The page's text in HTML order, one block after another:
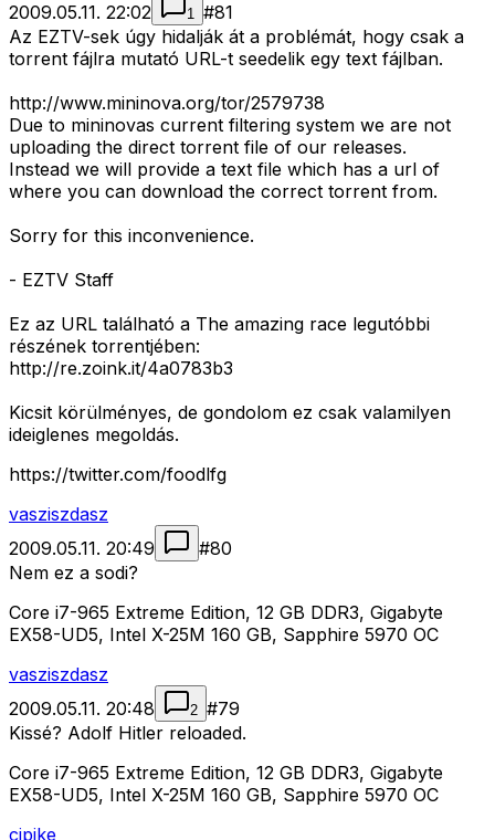
2009.05.11. 22:02
1 #81
Az EZTV-sek úgy hidalják át a problémát, hogy csak a
torrent fájlra mutató URL-t seedelik egy text fájlban.
http://www.mininova.org/tor/2579738
Due to mininovas current filtering system we are not
uploading the direct torrent file of our releases.
Instead we will provide a text file which has a url of
where you can download the correct torrent from.
Sorry for this inconvenience.
- EZTV Staff
Ez az URL található a The amazing race legutóbbi
részének torrentjében:
http://re.zoink.it/4a0783b3
Kicsit körülményes, de gondolom ez csak valamilyen
ideiglenes megoldás.
https://twitter.com/foodlfg
vasziszdasz
2009.05.11. 20:49
#80
Nem ez a sodi?
Core i7-965 Extreme Edition, 12 GB DDR3, Gigabyte
EX58-UD5, Intel X-25M 160 GB, Sapphire 5970 OC
vasziszdasz
2009.05.11. 20:48
2 #79
Kissé? Adolf Hitler reloaded.
Core i7-965 Extreme Edition, 12 GB DDR3, Gigabyte
EX58-UD5, Intel X-25M 160 GB, Sapphire 5970 OC
cipike